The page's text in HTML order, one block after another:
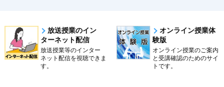
放送授業のイン
ターネット配信
放送授業等のインター
ネット配信を視聴できま
す。
オンライン授業体
験版
オンライン授業のご案内
と受講確認のためのサイ
トです。